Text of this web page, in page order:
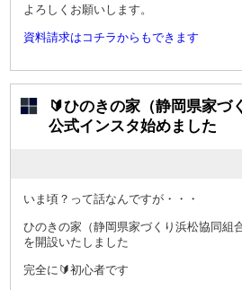
よろしくお願いします。
資料請求はコチラからもできます
🔰ひのきの家（静岡県家づ
公式インスタ始めました
いま頃？って話なんですが・・・
ひのきの家（静岡県家づくり浜松協同組
を開設いたしました
完全に🔰初心者です